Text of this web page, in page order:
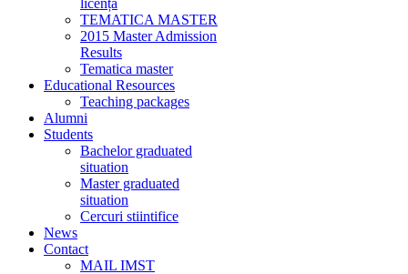
TEMATICA MASTER
2015 Master Admission
Results
Tematica master
Educational Resources
Teaching packages
Alumni
Students
Bachelor graduated
situation
Master graduated
situation
Cercuri stiintifice
News
Contact
MAIL IMST